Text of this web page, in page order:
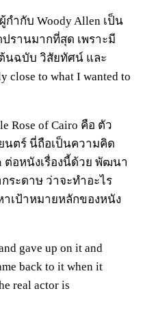
ำกับ Woody Allen เป็น
รานมากที่สุด เพราะมี
นฉบับ วิสัยทัศน์ และ
close to what I wanted to
Rose of Cairo คือ ตัว
นตร์ นี่ถือเป็นความคิด
ต่อหนังเรื่องนี้ด้วย พัฒนา
ระดาษ ว่าจะทำอะไร
าเป้าหมายหลักของหนัง
gave up on it and
back to it when it
real actor is